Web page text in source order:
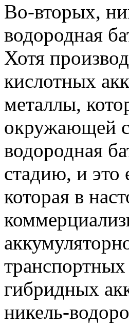
Во-вторых,
водородная
Хотя
кислотных
металлы,
окружающей
водородная
стадию, и это
которая в
гибридных
никель-